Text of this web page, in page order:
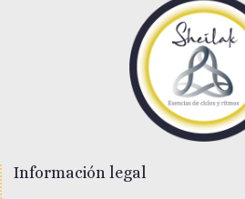
Información legal